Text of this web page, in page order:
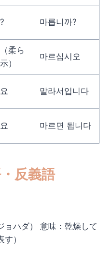
마릅니까?
柔ら
）
마르십시오
말라서입니다
마르면 됩니다
反義語
ョハダ） 意味：乾燥して
）